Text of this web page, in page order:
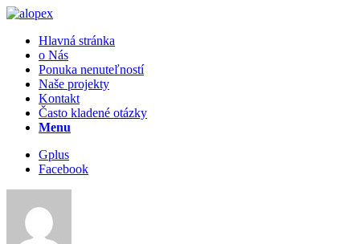
Hlavná stránka
o Nás
Ponuka nenuteľností
Naše projekty
Kontakt
Často kladené otázky
Menu
Gplus
Facebook